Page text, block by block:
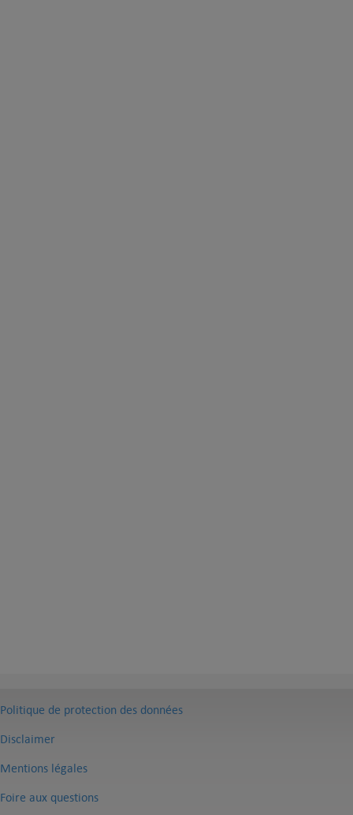
Politique de protection des données
Disclaimer
Mentions légales
Foire aux questions